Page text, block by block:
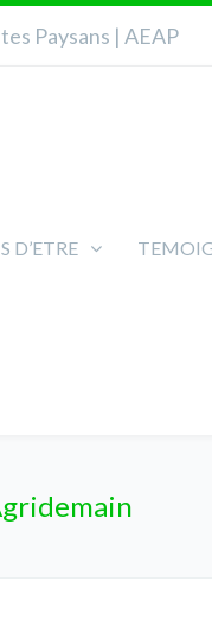
Paysans | AEAP
D’ETRE